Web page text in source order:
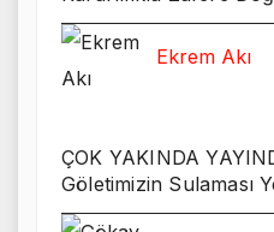
Ekrem Akı
ÇOK YAKINDA
Göletimizin Sulaması